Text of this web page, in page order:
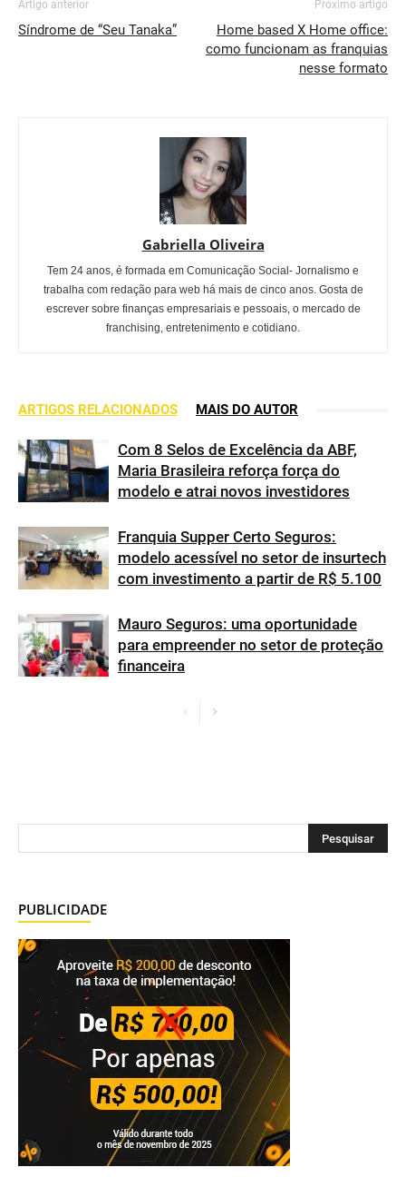
Artigo anterior
Síndrome de “Seu Tanaka”
Próximo artigo
Home based X Home office:
como funcionam as franquias
nesse formato
Gabriella Oliveira
Tem 24 anos, é formada em Comunicação Social- Jornalismo e
trabalha com redação para web há mais de cinco anos. Gosta de
escrever sobre finanças empresariais e pessoais, o mercado de
franchising, entretenimento e cotidiano.
ARTIGOS RELACIONADOS MAIS DO AUTOR
Com 8 Selos de Excelência da ABF,
Maria Brasileira reforça força do
modelo e atrai novos investidores
Franquia Supper Certo Seguros:
modelo acessível no setor de insurtech
com investimento a partir de R$ 5.100
Mauro Seguros: uma oportunidade
para empreender no setor de proteção
financeira
PUBLICIDADE